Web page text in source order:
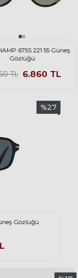
675S 221 55 Güneş
Gözlüğü
TL 6.860 TL
%27
Gözlüğü